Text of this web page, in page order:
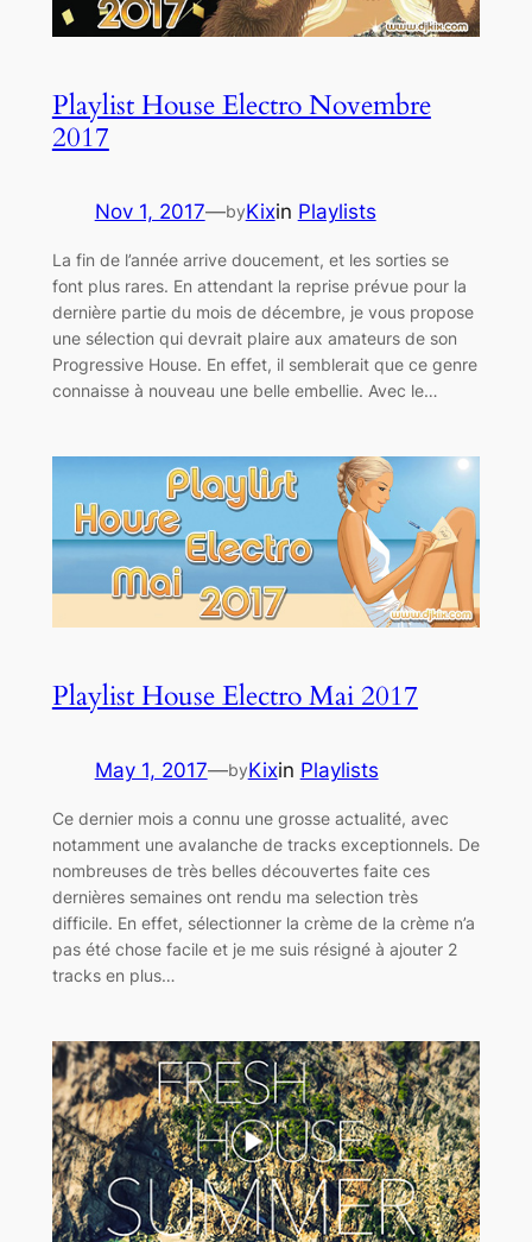
Playlist House Electro Novembre
2017
Nov 1, 2017—byKixin Playlists
La fin de l’année arrive doucement, et les sorties se
font plus rares. En attendant la reprise prévue pour la
dernière partie du mois de décembre, je vous propose
une sélection qui devrait plaire aux amateurs de son
Progressive House. En effet, il semblerait que ce genre
connaisse à nouveau une belle embellie. Avec le…
Playlist House Electro Mai 2017
May 1, 2017—byKixin Playlists
Ce dernier mois a connu une grosse actualité, avec
notamment une avalanche de tracks exceptionnels. De
nombreuses de très belles découvertes faite ces
dernières semaines ont rendu ma selection très
difficile. En effet, sélectionner la crème de la crème n’a
pas été chose facile et je me suis résigné à ajouter 2
tracks en plus…